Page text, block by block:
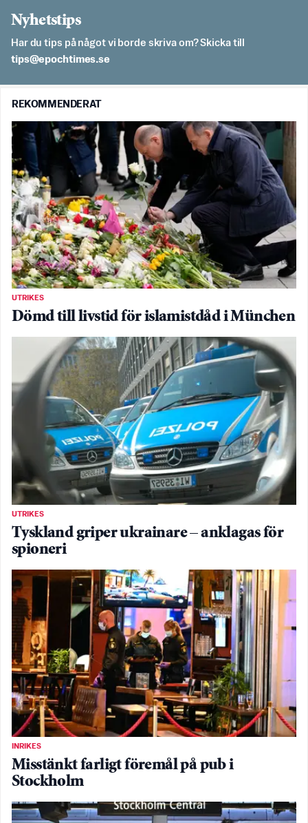
Nyhetstips
Har du tips på något vi borde skriva om? Skicka till
es.semithcope@spit
REKOMMENDERAT
UTRIKES
Dömd till livstid för islamistdåd i München
UTRIKES
Tyskland griper ukrainare – anklagas för
spioneri
INRIKES
Misstänkt farligt föremål på pub i
Stockholm